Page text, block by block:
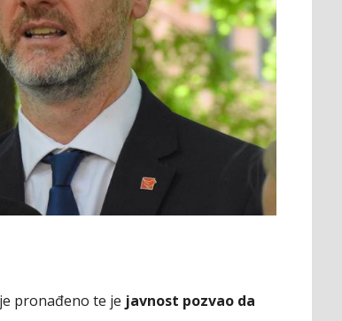
pronađeno te je javnost pozvao da